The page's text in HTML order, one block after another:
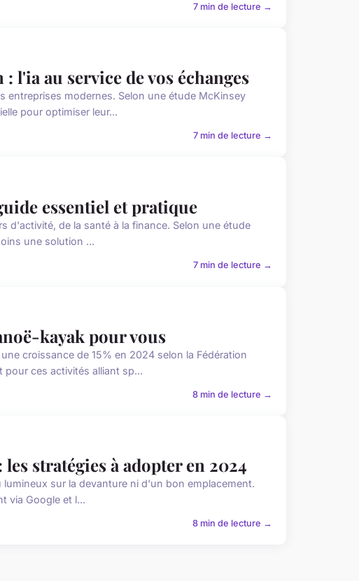
7 min de lecture →
au service de vos échanges
entreprises modernes. Selon une étude McKinsey
pour optimiser leur...
7 min de lecture →
essentiel et pratique
d'activité, de la santé à la finance. Selon une étude
une solution ...
7 min de lecture →
kayak pour vous
croissance de 15% en 2024 selon la Fédération
ces activités alliant sp...
8 min de lecture →
stratégies à adopter en 2024
sur la devanture ni d'un bon emplacement.
via Google et l...
8 min de lecture →